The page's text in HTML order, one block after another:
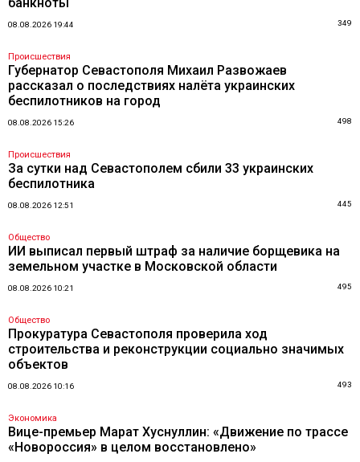
08.08.2026 19:44 349
Происшествия
Губернатор Севастополя Михаил Развожаев
рассказал о последствиях налёта украинских
беспилотников на город
08.08.2026 15:26 498
Происшествия
За сутки над Севастополем сбили 33 украинских
беспилотника
08.08.2026 12:51 445
Общество
ИИ выписал первый штраф за наличие борщевика на
земельном участке в Московской области
08.08.2026 10:21 495
Общество
Прокуратура Севастополя проверила ход
строительства и реконструкции социально значимых
объектов
08.08.2026 10:16 493
Экономика
Вице-премьер Марат Хуснуллин: «Движение по трассе
«Новороссия» в целом восстановлено»